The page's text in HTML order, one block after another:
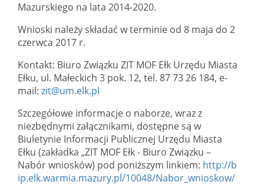
Mazurskiego na lata 2014-2020.
Wnioski należy składać w terminie od 8 maja do 2
czerwca 2017 r.
Kontakt: Biuro Związku ZIT MOF Ełk Urzędu Miasta
Ełku, ul. Małeckich 3 pok. 12, tel. 87 73 26 184, e-
mail: zit@um.elk.pl
Szczegółowe informacje o naborze, wraz z
niezbędnymi załącznikami, dostępne są w
Biuletynie Informacji Publicznej Urzędu Miasta
Ełku (zakładka „ZIT MOF Ełk - Biuro Związku –
Nabór wniosków) pod poniższym linkiem: http://b
ip.elk.warmia.mazury.pl/10048/Nabor_wnioskow/